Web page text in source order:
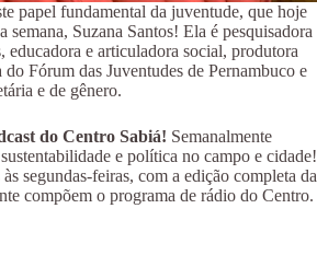
papel fundamental da juventude, que hoje
semana, Suzana Santos! Ela é pesquisadora
educadora e articuladora social, produtora
Fórum das Juventudes de Pernambuco e
e de gênero.
do Centro Sabiá! Semanalmente
e política no campo e cidade!
segundas-feiras, com a edição completa da
compõem o programa de rádio do Centro.